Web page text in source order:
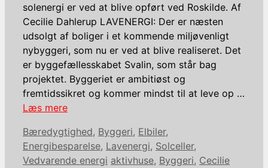
solenergi er ved at blive opført ved Roskilde. Af
Cecilie Dahlerup LAVENERGI: Der er næsten
udsolgt af boliger i et kommende miljøvenligt
nybyggeri, som nu er ved at blive realiseret. Det
er byggefællesskabet Svalin, som står bag
projektet. Byggeriet er ambitiøst og
fremtidssikret og kommer mindst til at leve op …
Læs mere
Kategorier
Bæredygtighed, Byggeri, Elbiler,
Energibesparelse, Lavenergi, Solceller,
Vedvarende energi Tags
aktivhuse, Byggeri, Cecilie